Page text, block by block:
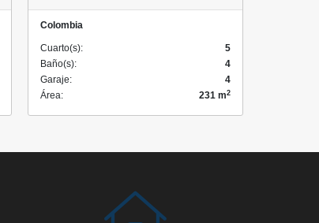
Colombia
Cuarto(s):
5
Baño(s):
4
Garaje:
4
Área:
231 m2